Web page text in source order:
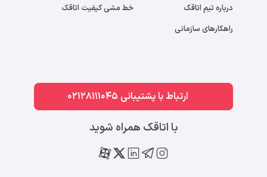
درباره تیم اتاقک
راهکارهای سازمانی
خط مشی کیفیت اتاقک
ارتباط با پشتیبانی 02128111045
با اتاقک همراه شوید